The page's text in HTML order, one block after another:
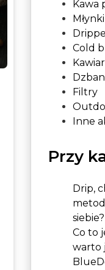
Kawa
Młynki
Cold
Filtry
Inne
Przy
Drip,
siebie?
Co to
warto